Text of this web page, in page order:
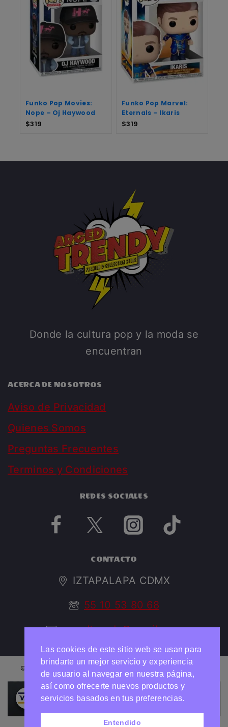
Funko Pop Movies:
Nope – Oj Haywood
$319
Funko Pop Marvel:
Eternals – Ikaris
$319
Donde la cultura pop y la moda se
encuentran
ACERCA DE NOSOTROS
Aviso de Privacidad
Quienes Somos
Preguntas Frecuentes
Terminos y Condiciones
REDES SOCIALES
CONTACTO
IZTAPALAPA CDMX
55 10 53 80 68
argedtrendy@gmail.com
© 2026 ARGED TRENDY Todos los derechos reservados
Necesitas ayuda?
Chatea con nosotros
Las cookies de este sitio web se usan para
brindarte un mejor servicio y experiencia
de usuario al navegar en nuestra página,
así como ofrecerte nuevos productos y
servicios basados en tus preferencias.
Entendido